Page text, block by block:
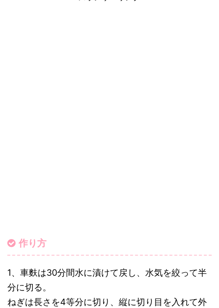
作り方
1、車麩は30分間水に漬けて戻し、水気を絞って半
分に切る。
ねぎは長さを4等分に切り、縦に切り目を入れて外